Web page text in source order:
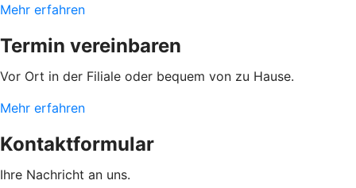
Mehr erfahren
Termin vereinbaren
Vor Ort in der Filiale oder bequem von zu Hause.
Mehr erfahren
Kontaktformular
Ihre Nachricht an uns.